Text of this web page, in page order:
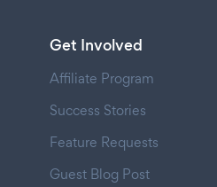
Get Involved
Affiliate Program
Success Stories
Feature Requests
Guest Blog Post